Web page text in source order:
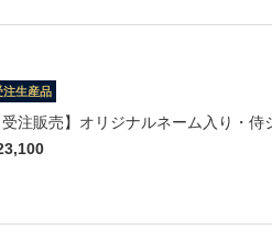
注生産品
受注販売】オリジナルネーム入り・